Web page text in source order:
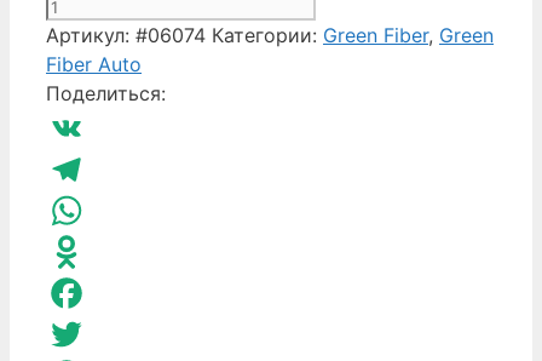
Артикул: #06074 Категории: Green Fiber, Green
Fiber Auto
Поделиться:
VK
Telegram
WhatsApp
Odnoklassniki
Facebook